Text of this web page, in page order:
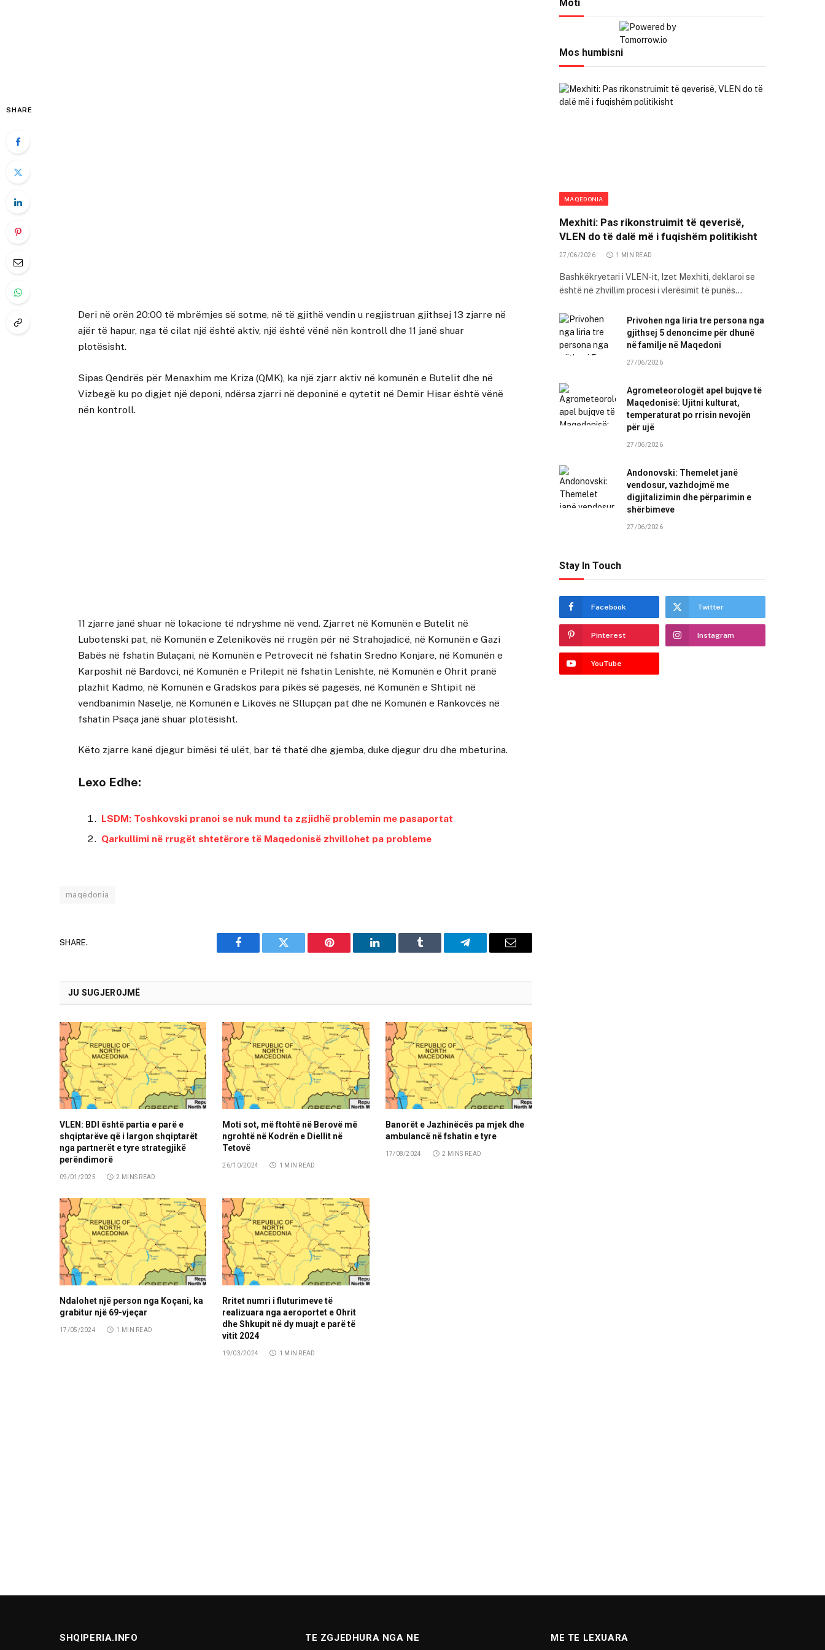
SHARE
Deri në orën 20:00 të mbrëmjes së sotme, në të gjithë vendin u regjistruan gjithsej 13 zjarre në
ajër të hapur, nga të cilat një është aktiv, një është vënë nën kontroll dhe 11 janë shuar
plotësisht.
Sipas Qendrës për Menaxhim me Kriza (QMK), ka një zjarr aktiv në komunën e Butelit dhe në
Vizbegë ku po digjet një deponi, ndërsa zjarri në deponinë e qytetit në Demir Hisar është vënë
nën kontroll.
11 zjarre janë shuar në lokacione të ndryshme në vend. Zjarret në Komunën e Butelit në
Lubotenski pat, në Komunën e Zelenikovës në rrugën për në Strahojadicë, në Komunën e Gazi
Babës në fshatin Bulaçani, në Komunën e Petrovecit në fshatin Sredno Konjare, në Komunën e
Karposhit në Bardovci, në Komunën e Prilepit në fshatin Lenishte, në Komunën e Ohrit pranë
plazhit Kadmo, në Komunën e Gradskos para pikës së pagesës, në Komunën e Shtipit në
vendbanimin Naselje, në Komunën e Likovës në Sllupçan pat dhe në Komunën e Rankovcës në
fshatin Psaça janë shuar plotësisht.
Këto zjarre kanë djegur bimësi të ulët, bar të thatë dhe gjemba, duke djegur dru dhe mbeturina.
Lexo Edhe:
LSDM: Toshkovski pranoi se nuk mund ta zgjidhë problemin me pasaportat
Qarkullimi në rrugët shtetërore të Maqedonisë zhvillohet pa probleme
maqedonia
SHARE.
Facebook Twitter Pinterest LinkedIn Tumblr Telegram Email
JU SUGJEROJMË
VLEN: BDI është partia e parë e
shqiptarëve që i largon shqiptarët
nga partnerët e tyre strategjikë
perëndimorë
09/01/2025 2 MINS READ
Moti sot, më ftohtë në Berovë më
ngrohtë në Kodrën e Diellit në
Tetovë
26/10/2024 1 MIN READ
Banorët e Jazhinëcës pa mjek dhe
ambulancë në fshatin e tyre
17/08/2024 2 MINS READ
Ndalohet një person nga Koçani, ka
grabitur një 69-vjeçar
17/05/2024 1 MIN READ
Rritet numri i fluturimeve të
realizuara nga aeroportet e Ohrit
dhe Shkupit në dy muajt e parë të
vitit 2024
19/03/2024 1 MIN READ
Moti
Mos humbisni
MAQEDONIA
Mexhiti: Pas rikonstruimit të qeverisë,
VLEN do të dalë më i fuqishëm politikisht
27/06/2026 1 MIN READ
Bashkëkryetari i VLEN-it, Izet Mexhiti, deklaroi se
është në zhvillim procesi i vlerësimit të punës…
Privohen nga liria tre persona nga
gjithsej 5 denoncime për dhunë
në familje në Maqedoni
27/06/2026
Agrometeorologët apel bujqve të
Maqedonisë: Ujitni kulturat,
temperaturat po rrisin nevojën
për ujë
27/06/2026
Andonovski: Themelet janë
vendosur, vazhdojmë me
digjitalizimin dhe përparimin e
shërbimeve
27/06/2026
Stay In Touch
Facebook Twitter
Pinterest Instagram
YouTube
SHQIPERIA.INFO TE ZGJEDHURA NGA NE ME TE LEXUARA